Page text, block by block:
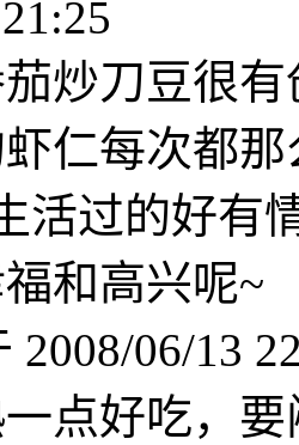
炒刀豆很
仁每次都
活过的好有
和高兴呢~
2008/06/13
点好吃，要